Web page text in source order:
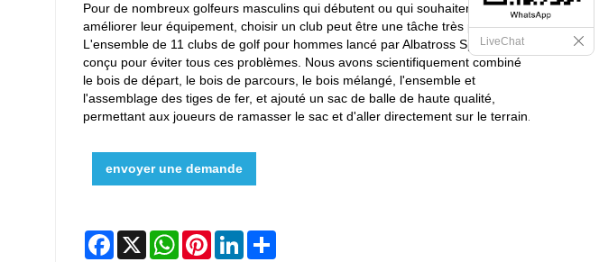
Pour de nombreux golfeurs masculins qui débutent ou qui souhaitent
améliorer leur équipement, choisir un club peut être une tâche très pénible.
L'ensemble de 11 clubs de golf pour hommes lancé par Albatross Sports est
conçu pour éviter tous ces problèmes. Nous avons scientifiquement combiné
le bois de départ, le bois de parcours, le bois mélangé, l'ensemble et
l'assemblage des tiges de fer, et ajouté un sac de balle de haute qualité,
permettant aux joueurs de ramasser le sac et d'aller directement sur le terrain.
envoyer une demande
Facebook
X WhatsApp
Pinterest
LinkedIn
LiveChat